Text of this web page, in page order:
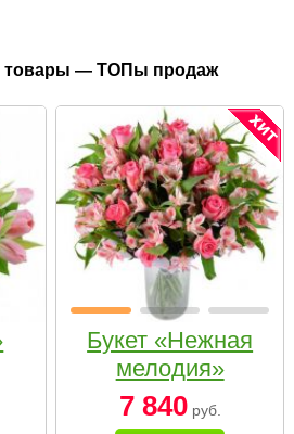
товары — ТОПы продаж
Букет «Нежная
мелодия»
7 840руб.